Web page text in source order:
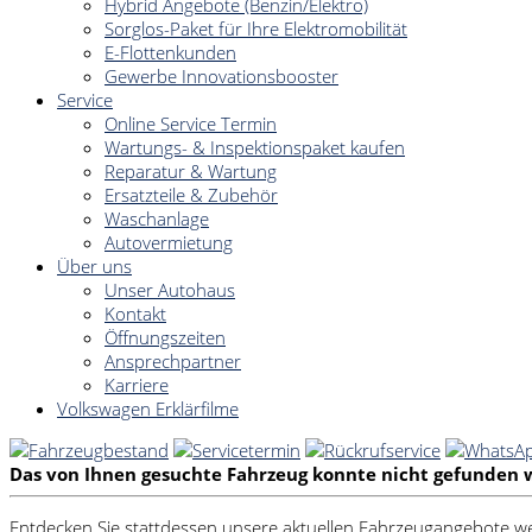
Hybrid Angebote (Benzin/Elektro)
Sorglos-Paket für Ihre Elektromobilität
E-Flottenkunden
Gewerbe Innovationsbooster
Service
Online Service Termin
Wartungs- & Inspektionspaket kaufen
Reparatur & Wartung
Ersatzteile & Zubehör
Waschanlage
Autovermietung
Über uns
Unser Autohaus
Kontakt
Öffnungszeiten
Ansprechpartner
Karriere
Volkswagen Erklärfilme
Das von Ihnen gesuchte Fahrzeug konnte nicht gefunden
Entdecken Sie stattdessen unsere aktuellen Fahrzeugangebote